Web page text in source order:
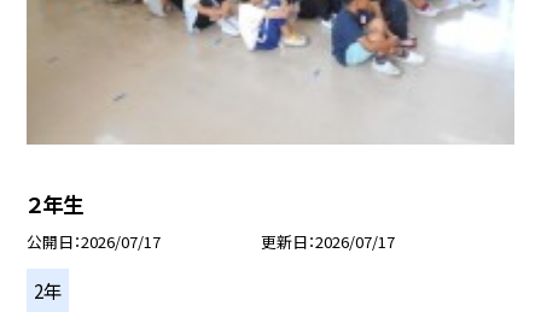
２年生
公開日 2026/07/17 更新日 2026/07/17
2年